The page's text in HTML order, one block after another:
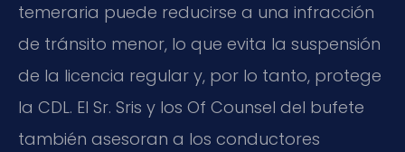
temeraria puede reducirse a una infracción
de tránsito menor, lo que evita la suspensión
de la licencia regular y, por lo tanto, protege
la CDL. El Sr. Sris y los Of Counsel del bufete
también asesoran a los conductores